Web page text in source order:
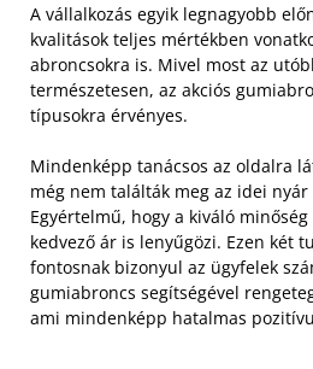
A vállalkozás egyik legnagyobb
kvalitások teljes mértékben
abroncsokra is. Mivel most az
természetesen, az akciós
típusokra érvényes.
Mindenképp tanácsos az oldalra
még nem találták meg az idei
Egyértelmű, hogy a kiváló
kedvező ár is lenyűgözi. Ezen két
fontosnak bizonyul az ügyfelek
gumiabroncs segítségével
ami mindenképp hatalmas